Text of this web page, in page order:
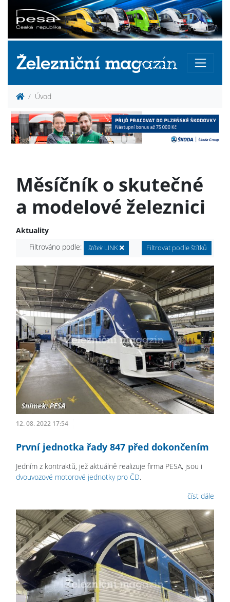
Úvod
Měsíčník o skutečné
a modelové železnici
Aktuality
Filtrováno podle:
štítek LINK Filtrovat podle štítků
12. 08. 2022 17:54
První jednotka řady 847 před dokončením
Jedním z kontraktů, jež aktuálně realizuje firma PESA, jsou i
dvouvozové motorové jednotky pro ČD.
číst dále